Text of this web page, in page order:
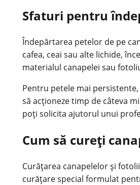
Sfaturi pentru
Îndepărtarea petelor de pe
cafea, ceai sau alte lichide,
materialul canapelei sau
Pentru petele mai
să acționeze timp de câteva
poți solicita ajutorul unui
Cum să cureți
Curățarea canapelelor și
curățare special formulat